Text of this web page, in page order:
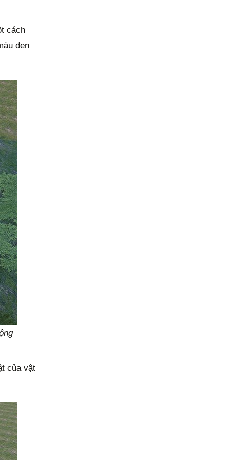
cách
đen
của vật